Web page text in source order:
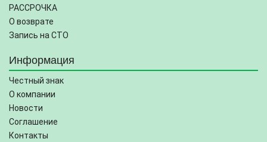
РАССРОЧКА
О возврате
Запись на СТО
Информация
Честный знак
О компании
Новости
Соглашение
Контакты